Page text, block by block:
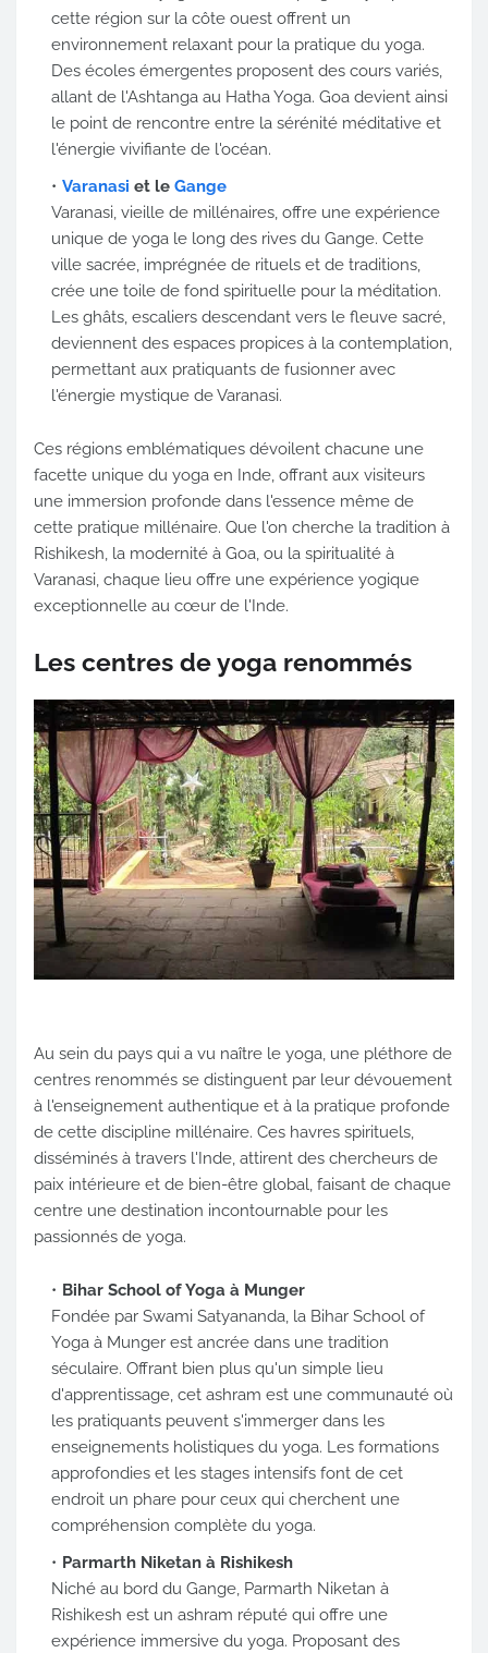
cette région sur la côte ouest offrent un
environnement relaxant pour la pratique du yoga.
Des écoles émergentes proposent des cours variés,
allant de l'Ashtanga au Hatha Yoga. Goa devient ainsi
le point de rencontre entre la sérénité méditative et
l'énergie vivifiante de l'océan.
Varanasi et le Gange
Varanasi, vieille de millénaires, offre une expérience
unique de yoga le long des rives du Gange. Cette
ville sacrée, imprégnée de rituels et de traditions,
crée une toile de fond spirituelle pour la méditation.
Les ghâts, escaliers descendant vers le fleuve sacré,
deviennent des espaces propices à la contemplation,
permettant aux pratiquants de fusionner avec
l'énergie mystique de Varanasi.
Ces régions emblématiques dévoilent chacune une
facette unique du yoga en Inde, offrant aux visiteurs
une immersion profonde dans l'essence même de
cette pratique millénaire. Que l'on cherche la tradition à
Rishikesh, la modernité à Goa, ou la spiritualité à
Varanasi, chaque lieu offre une expérience yogique
exceptionnelle au cœur de l'Inde.
Les centres de yoga renommés
Au sein du pays qui a vu naître le yoga, une pléthore de
centres renommés se distinguent par leur dévouement
à l'enseignement authentique et à la pratique profonde
de cette discipline millénaire. Ces havres spirituels,
disséminés à travers l'Inde, attirent des chercheurs de
paix intérieure et de bien-être global, faisant de chaque
centre une destination incontournable pour les
passionnés de yoga.
Bihar School of Yoga à Munger
Fondée par Swami Satyananda, la Bihar School of
Yoga à Munger est ancrée dans une tradition
séculaire. Offrant bien plus qu'un simple lieu
d'apprentissage, cet ashram est une communauté où
les pratiquants peuvent s'immerger dans les
enseignements holistiques du yoga. Les formations
approfondies et les stages intensifs font de cet
endroit un phare pour ceux qui cherchent une
compréhension complète du yoga.
Parmarth Niketan à Rishikesh
Niché au bord du Gange, Parmarth Niketan à
Rishikesh est un ashram réputé qui offre une
expérience immersive du yoga. Proposant des